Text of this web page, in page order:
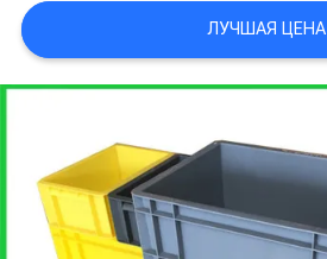
ЛУЧШАЯ ЦЕНА